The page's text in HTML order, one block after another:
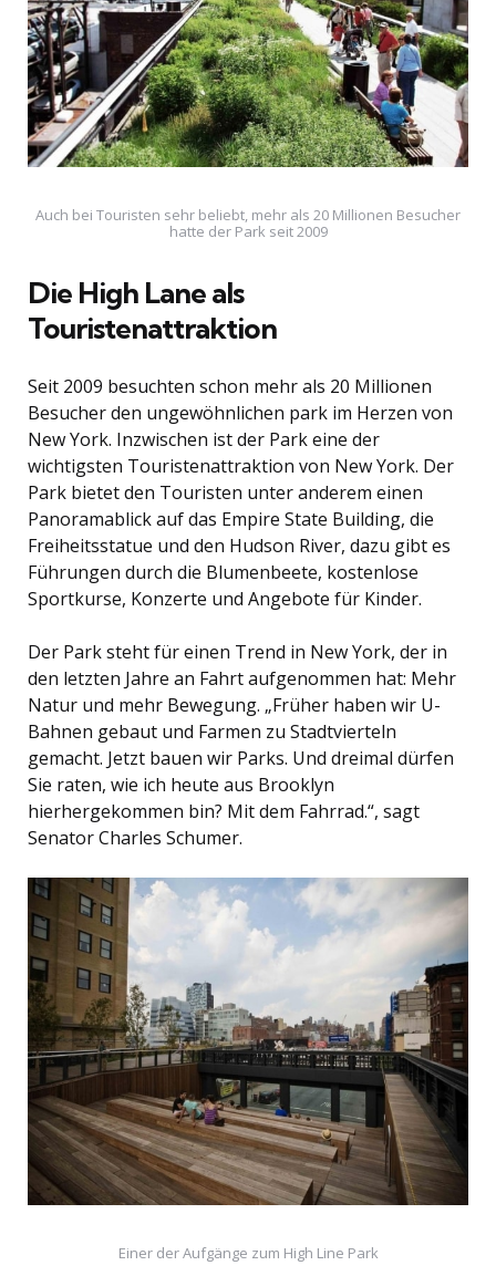
Auch bei Touristen sehr beliebt, mehr als 20 Millionen Besucher
hatte der Park seit 2009
Die High Lane als
Touristenattraktion
Seit 2009 besuchten schon mehr als 20 Millionen
Besucher den ungewöhnlichen park im Herzen von
New York. Inzwischen ist der Park eine der
wichtigsten Touristenattraktion von New York. Der
Park bietet den Touristen unter anderem einen
Panoramablick auf das Empire State Building, die
Freiheitsstatue und den Hudson River, dazu gibt es
Führungen durch die Blumenbeete, kostenlose
Sportkurse, Konzerte und Angebote für Kinder.
Der Park steht für einen Trend in New York, der in
den letzten Jahre an Fahrt aufgenommen hat: Mehr
Natur und mehr Bewegung. „Früher haben wir U-
Bahnen gebaut und Farmen zu Stadtvierteln
gemacht. Jetzt bauen wir Parks. Und dreimal dürfen
Sie raten, wie ich heute aus Brooklyn
hierhergekommen bin? Mit dem Fahrrad.“, sagt
Senator Charles Schumer.
Einer der Aufgänge zum High Line Park